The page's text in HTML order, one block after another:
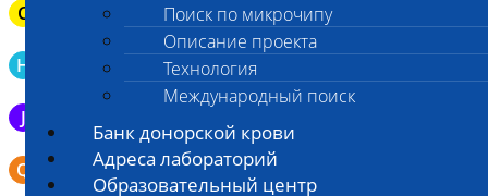
Поиск по микрочипу
Описание проекта
Технология
Международный поиск
Банк донорской крови
Адреса лабораторий
Образовательный центр
C Паренхиматозные органы в герметичном пакете
H
Кровь в пробирку для определения гемостаза (цитрат Na
J
Q
Бронхо-альвеолярный лаваж в контейнере или шприце (5-
10 мл)